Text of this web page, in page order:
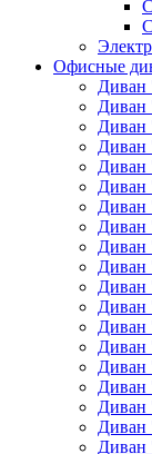
Офисные
Диван